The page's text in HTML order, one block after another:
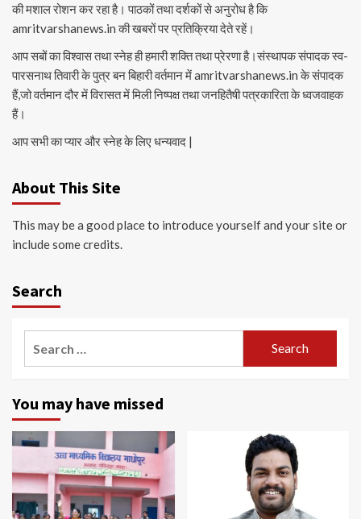
की मशाल रोशन कर रहा है। पाठकों तथा दर्शकों से अनुरोध है कि
amritvarshanews.in की खबरों पर प्रतिक्रिया देते रहें।
आप सबों का विश्वास तथा स्नेह ही हमारी शक्ति तथा प्रेरणा है।संस्थापक संपादक स्व-
पारसनाथ तिवारी के पुत्र बन बिहारी वर्तमान में amritvarshanews.in के संपादक
हैं,जो वर्तमान दौर में विरासत में मिली निष्पक्ष तथा जनहितैषी पत्रकारिता के ध्वजवाहक
हैं।
आप सभी का प्यार और स्नेह के लिए धन्यवाद |
About This Site
This may be a good place to introduce yourself and your site or
include some credits.
Search
You may have missed